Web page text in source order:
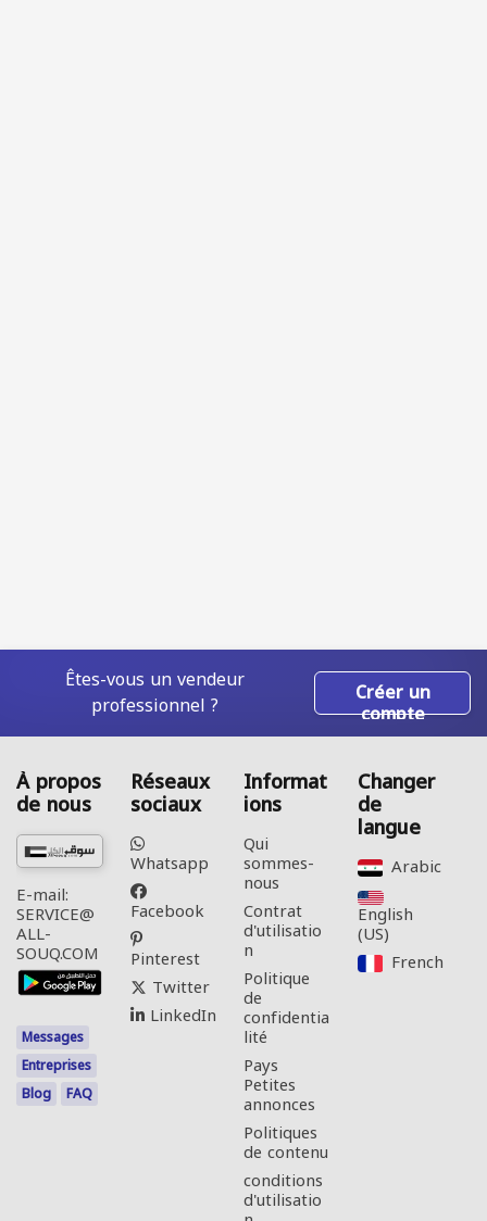
Êtes-vous un vendeur
professionnel ? Créer un
compte
À propos
de nous
E-mail:
SERVICE@
ALL-
SOUQ.COM
Messages
Entreprises
Blog
FAQ
Réseaux
sociaux
Whatsapp
Facebook
Pinterest
Twitter
LinkedIn
Informat
ions
Qui
sommes-
nous
Contrat
d'utilisatio
n
Politique
de
confidentia
lité
Pays
Petites
annonces
Politiques
de contenu
conditions
d'utilisatio
Changer
de
langue
Arabic‎
English
(US)‎
French‎